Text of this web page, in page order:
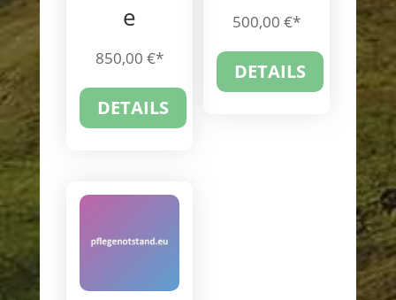
e
850,00 €
DETAILS
500,00€
DETAILS